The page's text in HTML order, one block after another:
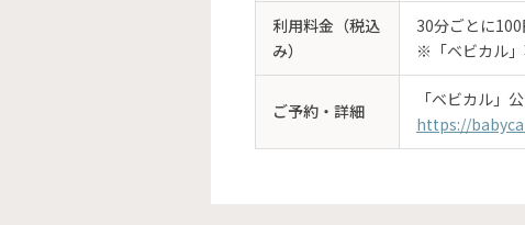
利用料金（税込
み）
30分ごとに100
※「ベビカル」
ご予約・詳細
「ベビカル」
https://